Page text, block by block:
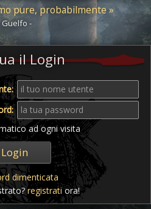
pure, probabilmente »
Guelfo -
il Login
ad ogni visita
dimenticata
registratiora!